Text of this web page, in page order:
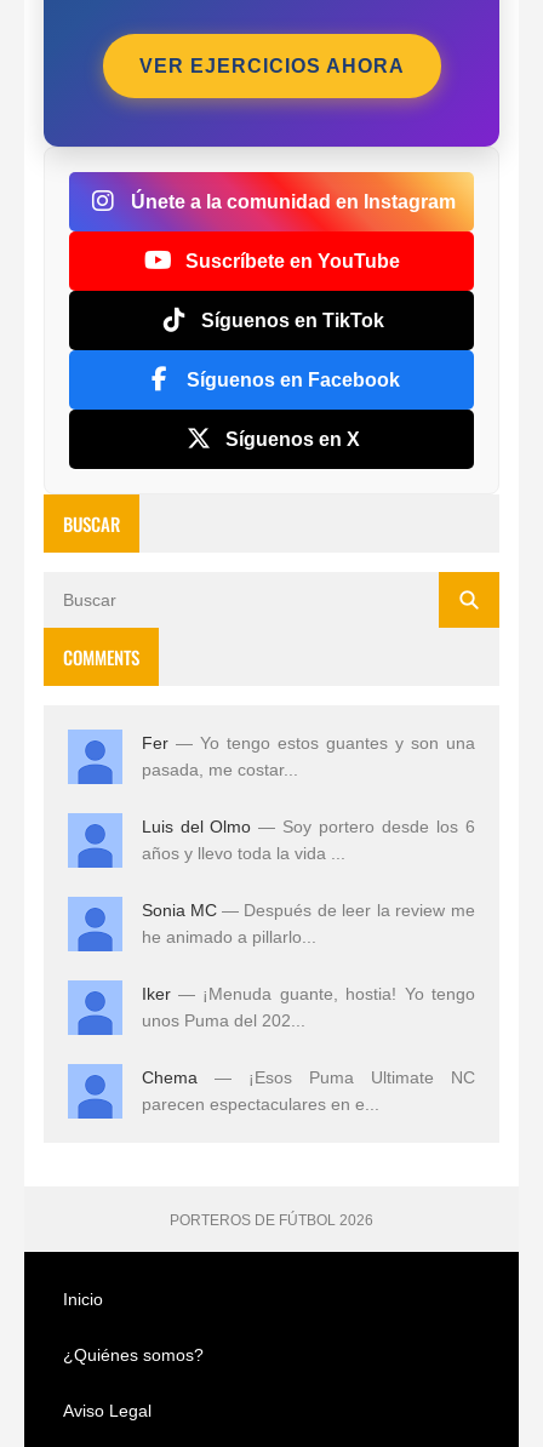
VER EJERCICIOS AHORA
Únete a la comunidad en Instagram
Suscríbete en YouTube
Síguenos en TikTok
Síguenos en Facebook
Síguenos en X
BUSCAR
COMMENTS
Fer — Yo tengo estos guantes y son una
pasada, me costar...
Luis del Olmo — Soy portero desde los 6
años y llevo toda la vida ...
Sonia MC — Después de leer la review me
he animado a pillarlo...
Iker — ¡Menuda guante, hostia! Yo tengo
unos Puma del 202...
Chema — ¡Esos Puma Ultimate NC
parecen espectaculares en e...
PORTEROS DE FÚTBOL 2026
Inicio
¿Quiénes somos?
Aviso Legal